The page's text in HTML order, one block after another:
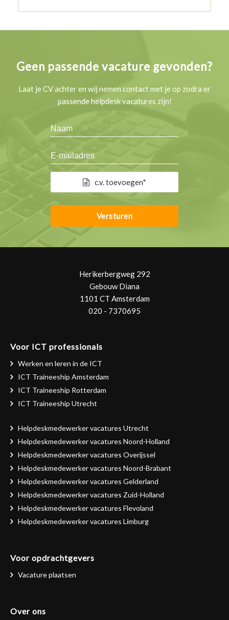
Geen passende vacature gevonden?
Laat je CV achter en wij nemen contact met je op zodra er
passende helpdesk vacatures zijn!
c.v. toevoegen*
Herikerbergweg 292
Gebouw Diana
1101 CT Amsterdam
020 - 7370695
Voor ICT professionals
Werken en leren in de ICT
ICT Traineeship Amsterdam
ICT Traineeship Rotterdam
ICT Traineeship Utrecht
Helpdeskmedewerker vacatures Utrecht
Helpdeskmedewerker vacatures Noord-Holland
Helpdeskmedewerker vacatures Overijssel
Helpdeskmedewerker vacatures Noord-Brabant
Helpdeskmedewerker vacatures Gelderland
Helpdeskmedewerker vacatures Zuid-Holland
Helpdeskmedewerker vacatures Flevoland
Helpdeskmedewerker vacatures Limburg
Voor opdrachtgevers
Vacature plaatsen
Over ons